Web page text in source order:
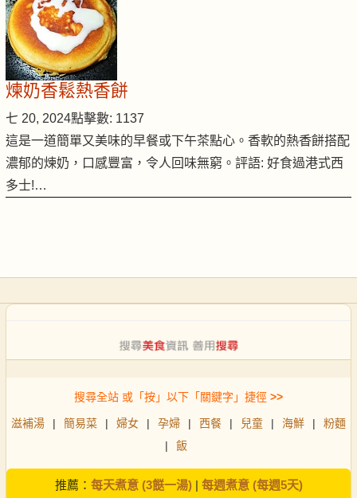
煉奶香鬆熱香餅
七 20, 2024點擊數: 1137
這是一道簡單又美味的早餐或下午茶點心。香軟的熱香餅搭配
濃郁的煉奶，口感豐富，令人回味無窮。評語: 好食過港式西
多士!…
搜尋全站 或「按」以下「關鍵字」捷徑 >>
滋補湯 | 簡易菜 | 婦女 | 孕婦 | 西餐 | 兒童 | 海鮮 |
粉麵
|
飯
推薦： 每天煮意 (3餸一湯)| 每週煮意 (每週5天)